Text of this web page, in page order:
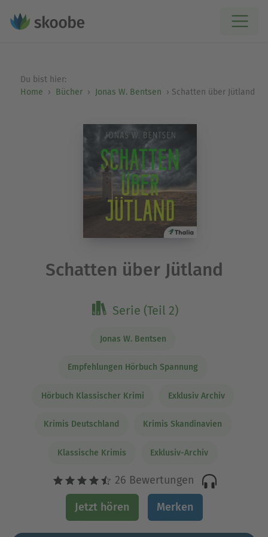
Du bist hier:
Home
Bücher Jonas W. Bentsen Schatten über Jütland
Schatten über Jütland
Serie (Teil 2)
Jonas W. Bentsen
Empfehlungen Hörbuch Spannung
Hörbuch Klassischer Krimi Exklusiv Archiv
Krimis Deutschland Krimis Skandinavien
Klassische Krimis Exklusiv-Archiv
26 Bewertungen
Jetzt hören Merken